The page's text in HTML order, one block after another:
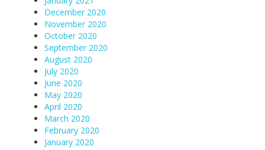
December 2020
November 2020
October 2020
September 2020
August 2020
July 2020
June 2020
May 2020
April 2020
March 2020
February 2020
January 2020